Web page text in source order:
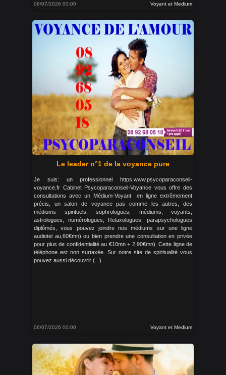
06/07/2026 00:00 Voyant et Medium
Le leader n°1 de la voyance pure
Je suis: un professionnel https:www.psycoparaconseil-
voyance.fr Cabinet Psycoparaconseil-Voyance vous offre des
consultations avec un Médium-Voyant en ligne extrêmement
précis, un salon de voyance pas comme les autres, des
médiums spirituels, sophrologues, médiums, voyants,
astrologues, numérologues, Relaxologues, parapsychologues
diplômés, vous pouvez joindre nos médiums sur une ligne
audiotel au,60€mn) ou bien prendre une consultation en privée
pour plus de confidentialité au €10mn + 2,90€mn). Cette ligne de
téléphone est non surtaxée. Sur notre site de spiritualité vous
pouvez aussi découvrir (...)
06/07/2026 00:00 Voyant et Medium